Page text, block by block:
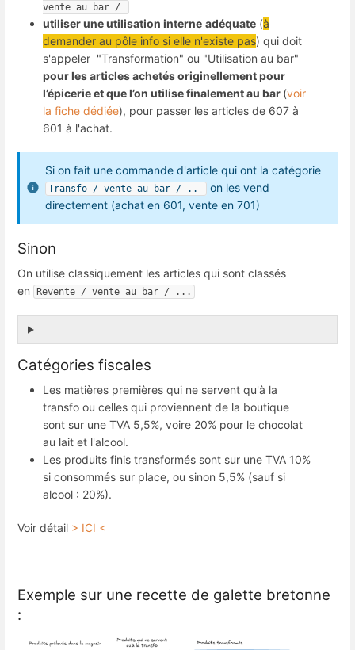
vente au bar /
utiliser une utilisation interne adéquate (à
demander au pôle info si elle n'existe pas) qui doit
s'appeler "Transformation" ou "Utilisation au bar"
pour les articles achetés originellement pour
l’épicerie et que l’on utilise finalement au bar (voir
la fiche dédiée), pour passer les articles de 607 à
601 à l'achat.
Si on fait une commande d'article qui ont la catégorie
Transfo / vente au bar / ..
on les vend
directement (achat en 601, vente en 701)
Sinon
On utilise classiquement les articles qui sont classés
en
Revente / vente au bar / ...
Catégories fiscales
Les matières premières qui ne servent qu'à la
transfo ou celles qui proviennent de la boutique
sont sur une TVA 5,5%, voire 20% pour le chocolat
au lait et l'alcool.
Les produits finis transformés sont sur une TVA 10%
si consommés sur place, ou sinon 5,5% (sauf si
alcool : 20%).
Voir détail > ICI <
Exemple sur une recette de galette bretonne
: